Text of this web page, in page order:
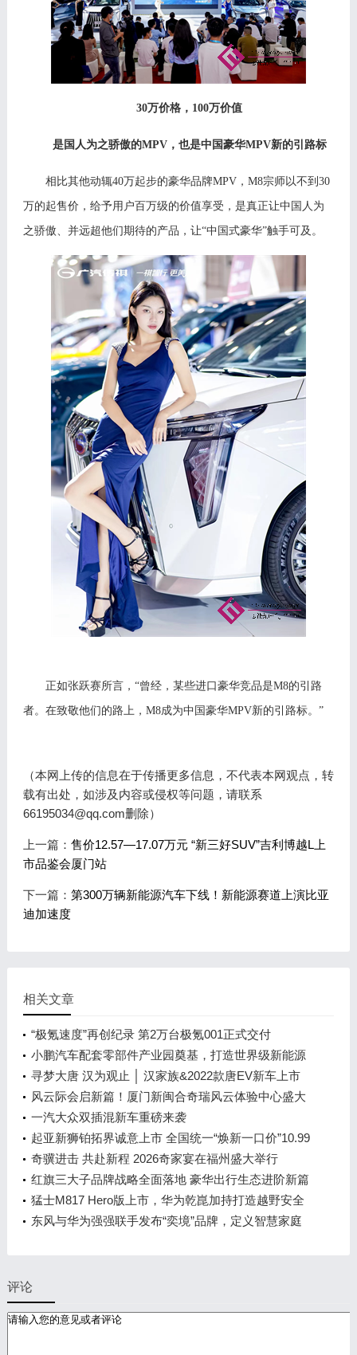
30万价格，100万价值
是国人为之骄傲的MPV，也是中国豪华MPV新的引路标
相比其他动辄40万起步的豪华品牌MPV， M8宗师以不到30
万的起售价，给予用户百万级的价值享受，是真正让中国人为
之骄傲、并远超他们期待的产品，让“中国式豪华”触手可及。
正如张跃赛所言， “曾经，某些进口豪华竞品是M8的引路
者。在致敬他们的路上，M8成为中国豪华MPV新的引路标。”
（本网上传的信息在于传播更多信息，不代表本网观点，转
载有出处，如涉及内容或侵权等问题，请联系
66195034@qq.com删除）
上一篇： 售价12.57—17.07万元 “新三好SUV”吉利博越L上
市品鉴会厦门站
下一篇： 第300万辆新能源汽车下线！新能源赛道上演比亚
迪加速度
相关文章
“极氪速度”再创纪录 第2万台极氪001正式交付
小鹏汽车配套零部件产业园奠基，打造世界级新能源
智能汽车集群
寻梦大唐 汉为观止 │ 汉家族&2022款唐EV新车上市
发布会，敬请期待！
风云际会启新篇！厦门新闽合奇瑞风云体验中心盛大
开业
一汽大众双插混新车重磅来袭
起亚新狮铂拓界诚意上市 全国统一“焕新一口价”10.99
万元起
奇骥进击 共赴新程 2026奇家宴在福州盛大举行
红旗三大子品牌战略全面落地 豪华出行生态进阶新篇
章
猛士M817 Hero版上市，华为乾崑加持打造越野安全
标杆！
东风与华为强强联手发布“奕境”品牌，定义智慧家庭
评论